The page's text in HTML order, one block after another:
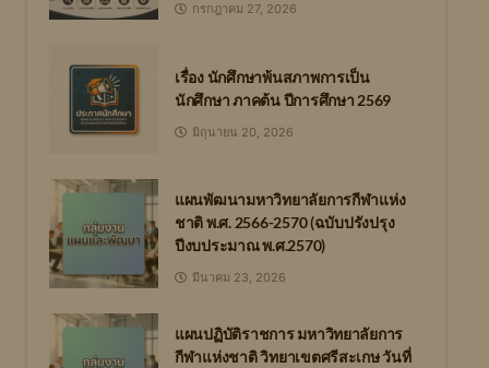
กรกฎาคม 27, 2026
เรื่อง นักศึกษาพ้นสภาพการเป็น
นักศึกษา ภาคต้น ปีการศึกษา 2569
มิถุนายน 20, 2026
แผนพัฒนามหาวิทยาลัยการกีฬาแห่ง
ชาติ พ.ศ. 2566-2570 (ฉบับปรังปรุง
ปีงบประมาณ พ.ศ.2570)
มีนาคม 23, 2026
แผนปฏิบัติราชการ มหาวิทยาลัยการ
กีฬาแห่งชาติ วิทยาเขตศรีสะเกษ วันที่